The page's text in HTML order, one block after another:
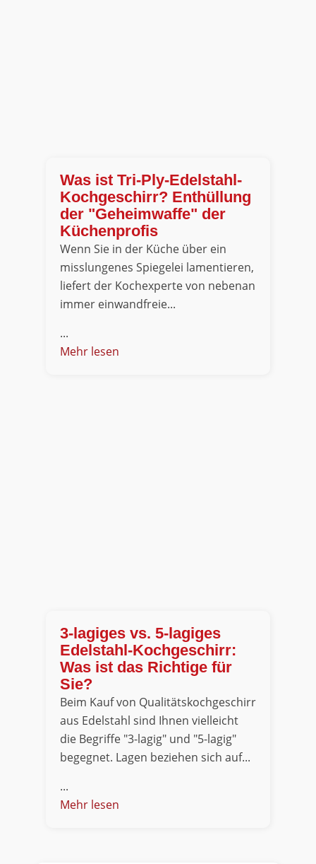
Was ist Tri-Ply-Edelstahl-
Kochgeschirr? Enthüllung
der "Geheimwaffe" der
Küchenprofis
Wenn Sie in der Küche über ein
misslungenes Spiegelei lamentieren,
liefert der Kochexperte von nebenan
immer einwandfreie...
...
Mehr lesen
3-lagiges vs. 5-lagiges
Edelstahl-Kochgeschirr:
Was ist das Richtige für
Sie?
Beim Kauf von Qualitätskochgeschirr
aus Edelstahl sind Ihnen vielleicht
die Begriffe "3-lagig" und "5-lagig"
begegnet. Lagen beziehen sich auf...
...
Mehr lesen